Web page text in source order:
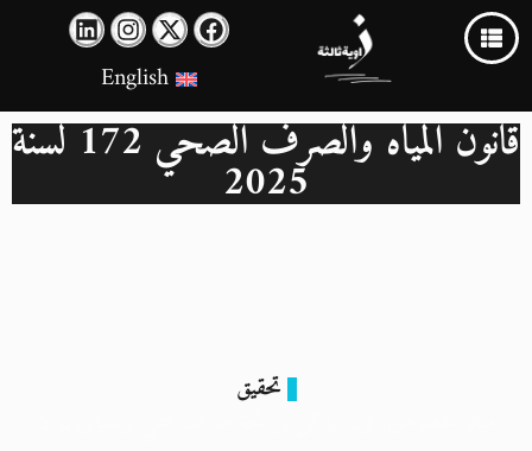
English
قانون المياه والصرف الصحي 172 لسنة
2025
تحقيق